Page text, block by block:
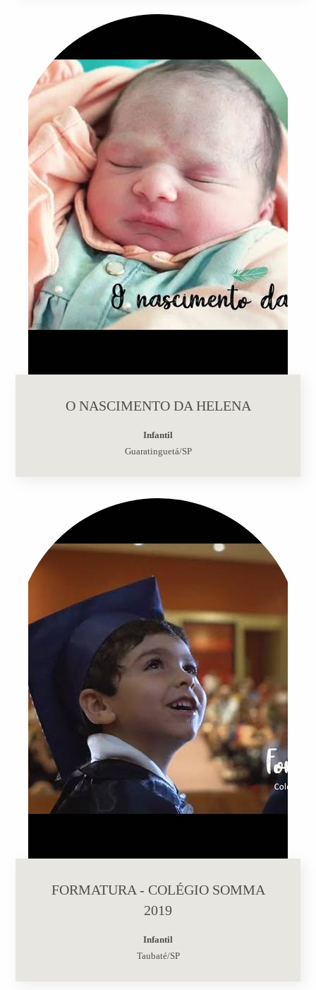
O NASCIMENTO DA HELENA
Infantil
Guaratinguetá/SP
FORMATURA - COLÉGIO SOMMA
2019
Infantil
Taubaté/SP